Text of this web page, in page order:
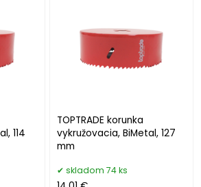
114
TOPTRADE korunka
vykružovacia, BiMetal, 127
mm
skladom 74 ks